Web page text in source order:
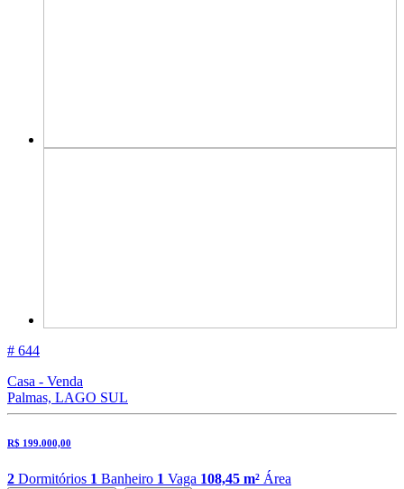
# 644
Casa - Venda
Palmas, LAGO SUL
R$ 199.000,00
2 Dormitórios 1 Banheiro 1 Vaga 108,45 m² Área